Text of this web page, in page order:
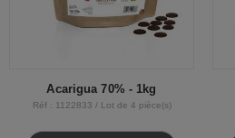
Acarigua 70% - 1kg
Réf : 1122833 / Lot de 4 pièce(s)